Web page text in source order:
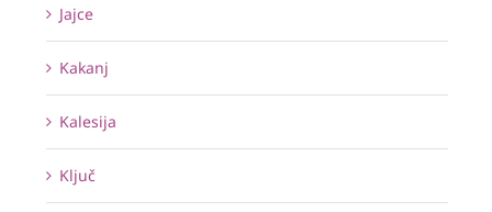
Jajce
Kakanj
Kalesija
Ključ